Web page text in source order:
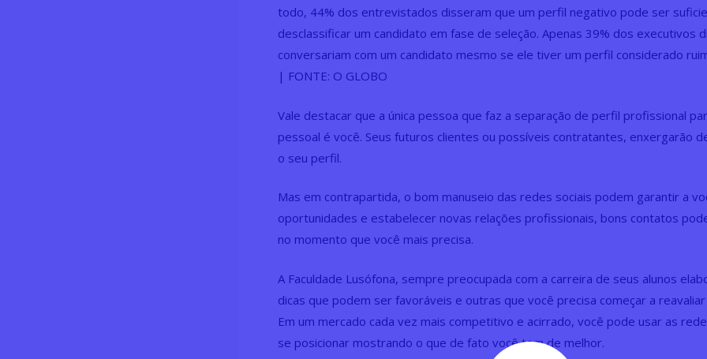
todo, 44% dos entrevistados disseram que um perfil negativo pode ser
desclassificar um candidato em fase de seleção. Apenas 39% dos executivos
conversariam com um candidato mesmo se ele tiver um perfil considerado
| FONTE: O GLOBO
Vale destacar que a única pessoa que faz a separação de perfil profissional
pessoal é você. Seus futuros clientes ou possíveis contratantes, enxergarão
o seu perfil.
Mas em contrapartida, o bom manuseio das redes sociais podem garantir a
oportunidades e estabelecer novas relações profissionais, bons contatos
no momento que você mais precisa.
A Faculdade Lusófona, sempre preocupada com a carreira de seus alunos
dicas que podem ser favoráveis e outras que você precisa começar a
Em um mercado cada vez mais competitivo e acirrado, você pode usar as
se posicionar mostrando o que de fato você tem de melhor.